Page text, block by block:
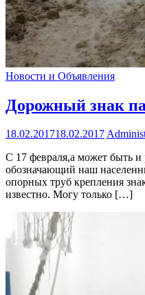
Новости и Объявления
Дорожный знак
18.02.201718.02.2017
С 17 февраля,а может быть
обозначающий наш
опорных труб крепления
известно. Могу только […]